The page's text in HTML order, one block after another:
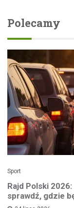
Polecamy
Sport
Rajd Polski
sprawdź, gdzie